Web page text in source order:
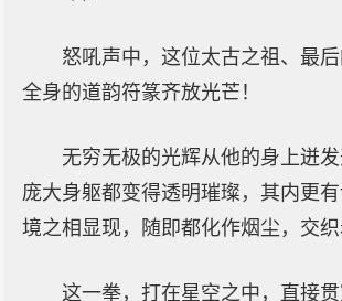
怒吼声中，这位太古之祖、最后
全身的道韵符篆齐放光芒！
无穷无极的光辉从他的身上迸
庞大身躯都变得透明璀璨，其内更
境之相显现，随即都化作烟尘，交织
这一拳，打在星空之中，直接